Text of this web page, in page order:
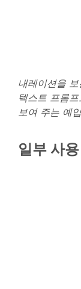
내레이션을
텍스트 프롬
보여 주는 예
일부 사용